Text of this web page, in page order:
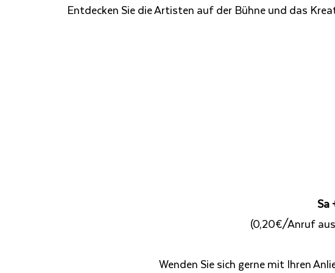
Entdecken Sie die Artisten auf der Bühne und das
Sa
(0,20€/Anruf
Wenden Sie sich gerne mit Ihren